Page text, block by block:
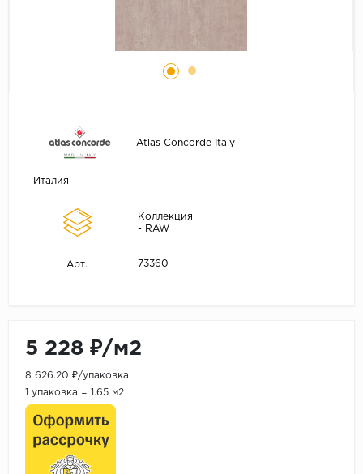
Atlas Concorde Italy
Италия
Коллекция
- RAW
Арт. 73360
5 228 ₽/м2
8 626.20 ₽/упаковка
1 упаковка = 1.65 м2